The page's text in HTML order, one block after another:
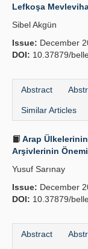
Lefkoşa
Sibel Akgün
Issue: December
DOI: 10.37879/
Abstract
Similar Articles
Arap Ülkelerinin
Arşivlerinin Önemi
Yusuf Sarınay
Issue: December
DOI: 10.37879/
Abstract